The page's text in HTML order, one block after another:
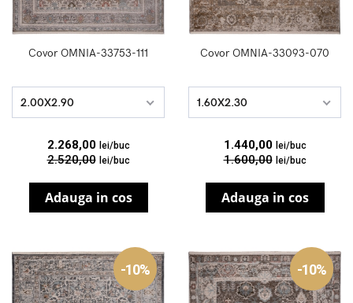
Covor OMNIA-33753-111
2.00X2.90
2.268,00 lei/buc
2.520,00 lei/buc
Adauga in cos
Covor OMNIA-33093-070
1.60X2.30
1.440,00 lei/buc
1.600,00 lei/buc
Adauga in cos
-10% -10%